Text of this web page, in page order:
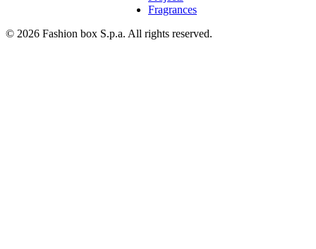
Fragrances
© 2026 Fashion box S.p.a. All rights reserved.